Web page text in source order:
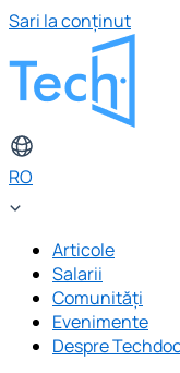
Sari la conținut
RO
Articole
Salarii
Comunități
Evenimente
Despre